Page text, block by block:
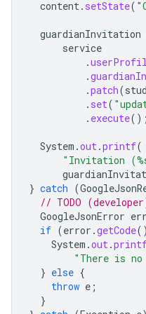
content . setState(
guardianInvitation
service
.
.
.patch(
. set(
. execute();
System .out .printf(
"Invitation
} catch (
// TODO
GoogleJsonError
if (error .getCode()
System .out .
"There is
} else {
throw e ;
}